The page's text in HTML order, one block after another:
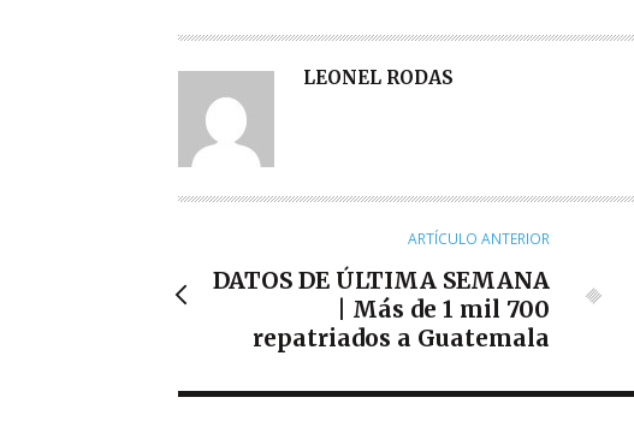
A
R
LEONEL RODAS
ARTÍCULO ANTERIOR
DATOS DE ÚLTIMA SEMANA
| Más de 1 mil 700
repatriados a Guatemala